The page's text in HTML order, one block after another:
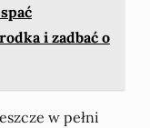
i zadbać o
w pełni